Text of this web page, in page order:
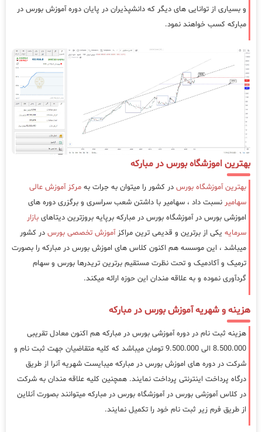
و بسیاری از توانایی های دیگر که دانشپذیران در پایان دوره آموزش بورس در
مبارکه کسب خواهند نمود.
بهترین اموزشگاه بورس در مبارکه
بهترین آموزشگاه بورس در کشور را میتوان به جرات به مرکز آموزش عالی
سهامیر نسبت داد ، سهامیر با داشتن شعب سراسری و برگزری دوره های
اموزشی بورس در آموزشگاه بورس در مبارکه برپایه بروزترین دیتاهای بازار
سرمایه یکی از برترین و قدیمی ترین مراکزآموزش تخصصی بورس در کشور
میباشد ، این موسسه هم اکنون کلاس های اموزش بورس در مبارکه را بصورت
ترمیک و آکادمیک و تحت نظرت مستقیم برترین تریدرها بورس و سهام
گردآوری نموده و به علاقه مندان این حوزه ارائه میکند.
هزینه و شهریه آموزش بورس در مبارکه
هزینه ثبت نام در دوره آموزشی بورس در مبارکه هم اکنون معادل تقریبی
8.500.000 الی 9.500.000 تومان میباشد که کلیه متقاضیان جهت ثبت نام و
شرکت در دوره های اموزش بورس در مبارکه میبایست شهریه آنرا از طریق
درگاه پرداخت اینترنتی پرداخت نمایند. همچنین کلیه علاقه مندان به شرکت
در کلاس آموزشی بورس در آموزشگاه بورس در مبارکه میتوانند بصورت آنلاین
از طریق فرم زیر ثبت نام خود را تکمیل نمایند.